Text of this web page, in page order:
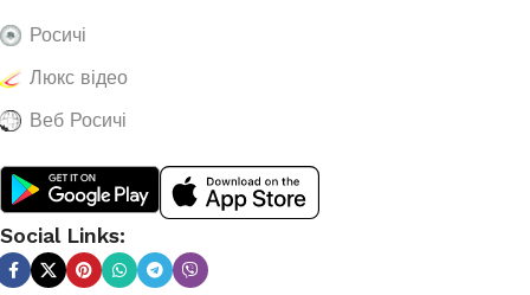
Росичі
Люкс відео
Веб Росичі
Social Links: